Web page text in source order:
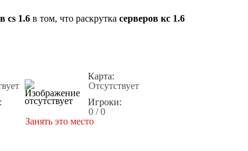
cs 1.6 в том, что раскрутка серверов кс 1.6
Карта:
Отсутствует
Игроки:
0 / 0
Занять это место